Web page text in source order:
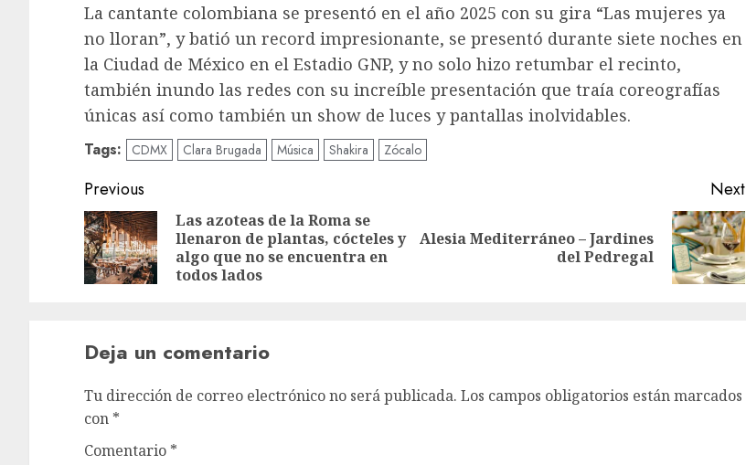
La cantante colombiana se presentó en el año 2025 con su gira “Las mujeres ya
no lloran”, y batió un record impresionante, se presentó durante siete noches en
la Ciudad de México en el Estadio GNP, y no solo hizo retumbar el recinto,
también inundo las redes con su increíble presentación que traía coreografías
únicas así como también un show de luces y pantallas inolvidables.
Tags: CDMX Clara Brugada Música Shakira Zócalo
Post
navigation
Previous
Previous
Las azoteas de la Roma se
llenaron de plantas, cócteles y
algo que no se encuentra en
todos lados
Next
Next
Alesia Mediterráneo – Jardines
del Pedregal
Deja un comentario
Tu dirección de correo electrónico no será publicada. Los campos obligatorios están marcados
con *
Comentario *